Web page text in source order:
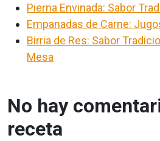
Pierna Envinada: Sabor
Empanadas de Carne:
Birria de Res: Sabor
Mesa
No hay
receta